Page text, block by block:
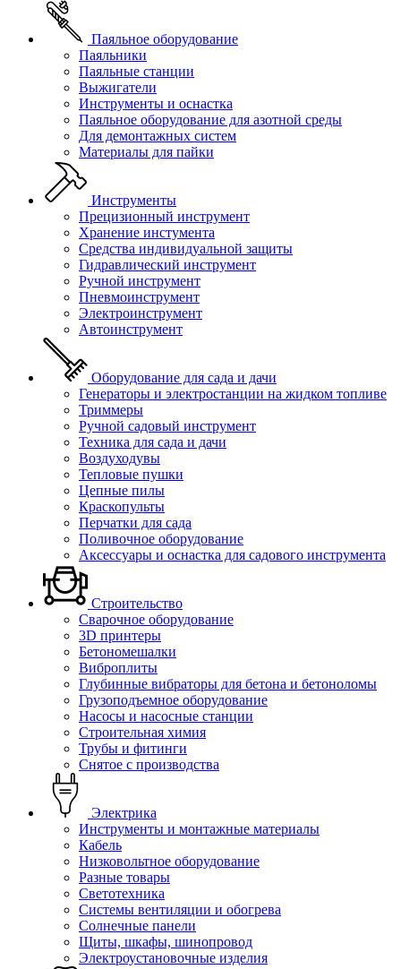
Паяльное оборудование
Паяльники
Паяльные станции
Выжигатели
Инструменты и оснастка
Паяльное оборудование для азотной среды
Для демонтажных систем
Материалы для пайки
Инструменты
Прецизионный инструмент
Хранение инстумента
Средства индивидуальной защиты
Гидравлический инструмент
Ручной инструмент
Пневмоинструмент
Электроинструмент
Автоинструмент
Оборудование для сада и дачи
Генераторы и электростанции на жидком топливе
Триммеры
Ручной садовый инструмент
Техника для сада и дачи
Воздуходувы
Тепловые пушки
Цепные пилы
Краскопульты
Перчатки для сада
Поливочное оборудование
Аксессуары и оснастка для садового инструмента
Строительство
Сварочное оборудование
3D принтеры
Бетономешалки
Виброплиты
Глубинные вибраторы для бетона и бетоноломы
Грузоподъемное оборудование
Насосы и насосные станции
Строительная химия
Трубы и фитинги
Снятое с производства
Электрика
Инструменты и монтажные материалы
Кабель
Низковольтное оборудование
Разные товары
Светотехника
Системы вентиляции и обогрева
Солнечные панели
Щиты, шкафы, шинопровод
Электроустановочные изделия